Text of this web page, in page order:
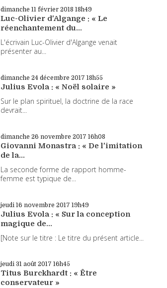
dimanche 11 février 2018 18h49
Luc-Olivier d'Algange : « Le
réenchantement du...
L'écrivain Luc-Olivier d'Algange venait
présenter au...
dimanche 24 décembre 2017 18h55
Julius Evola : « Noël solaire »
Sur le plan spirituel, la doctrine de la race
devrait...
dimanche 26 novembre 2017 16h08
Giovanni Monastra : « De l'imitation
de la...
La seconde forme de rapport homme-
femme est typique de...
jeudi 16 novembre 2017 19h49
Julius Evola : « Sur la conception
magique de...
[Note sur le titre : Le titre du présent article...
jeudi 31 août 2017 16h45
Titus Burckhardt : « Être
conservateur »